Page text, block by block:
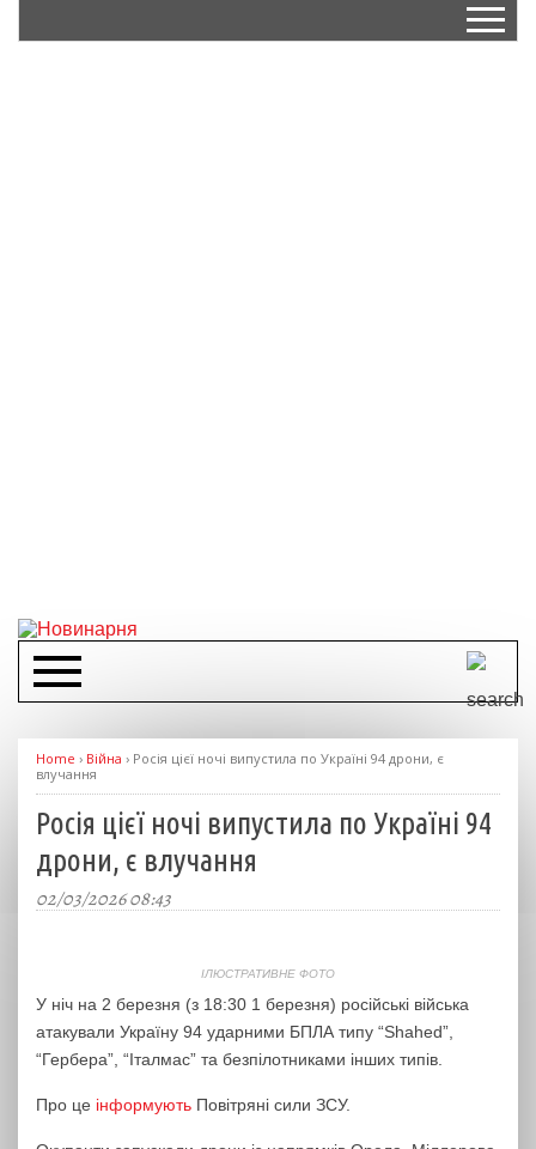
Home › Війна › Росія цієї ночі випустила по Україні 94 дрони, є
влучання
Росія цієї ночі випустила по Україні 94
дрони, є влучання
02/03/2026 08:43
ІЛЮСТРАТИВНЕ ФОТО
У ніч на 2 березня (з 18:30 1 березня) російські війська
атакували Україну 94 ударними БПЛА типу “Shahed”,
“Гербера”, “Італмас” та безпілотниками інших типів.
Про це інформують Повітряні сили ЗСУ.